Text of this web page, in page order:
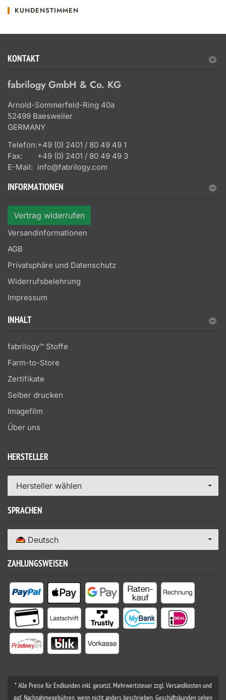
KUNDENSTIMMEN
KONTAKT
fabrilogy GmbH & Co. KG
Arnold-Sommerfeld-Ring 40a
52499 Baesweiler
GERMANY
Telefon:+49 (0) 2401 / 80 49 49 1
Fax:
+49 (0) 2401 / 80 49 49 3
E-Mail: info@fabrilogy.com
INFORMATIONEN
Vertrag widerrufen
Versandinformationen
AGB
Privatsphäre und Datenschutz
Widerrufsbelehrung
Impressum
INHALT
fabrilogy™ Stoffe
Farm-to-Store
Zertifikate
Selber drucken
Imagefilm
Über uns
HERSTELLER
Hersteller wählen
SPRACHEN
Deutsch
ZAHLUNGSWEISEN
* Alle Preise für Endkunden inkl. gesetzl. Mehrwertsteuer zzgl. Versandkosten und
ggf. Nachnahmegebühren, wenn nicht anders beschrieben. Geschäftskunden sehen